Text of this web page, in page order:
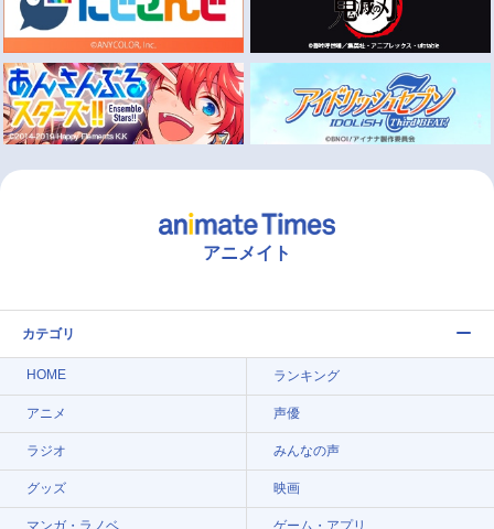
アニメイト
カテゴリ
HOME ランキング
アニメ 声優
ラジオ みんなの声
グッズ 映画
マンガ・ラノベ ゲーム・アプリ